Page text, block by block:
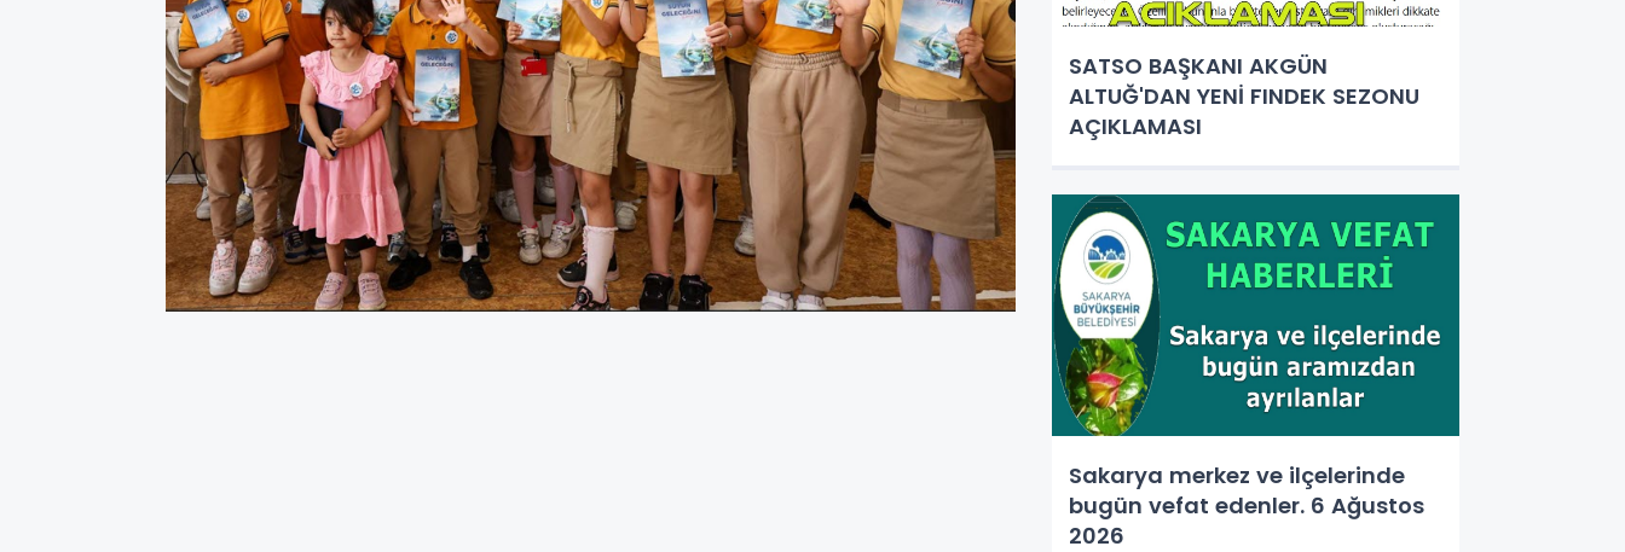
SATSO BAŞKANI AKGÜN
ALTUĞ'DAN YENİ FINDEK SEZONU
AÇIKLAMASI
Sakarya merkez ve ilçelerinde
bugün vefat edenler. 6 Ağustos
2026